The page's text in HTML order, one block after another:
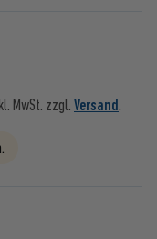
MwSt. zzgl.Versand.